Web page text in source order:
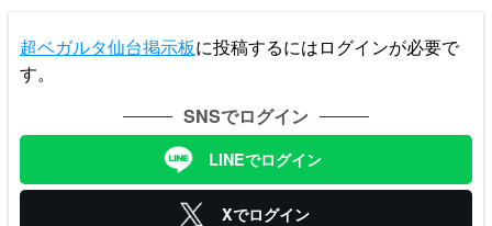
超ベガルタ仙台掲示板に投稿するにはログインが必要で
す。
SNSでログイン
LINEでログイン
Xでログイン